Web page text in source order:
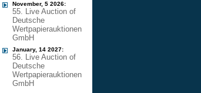
November, 5 2026:
55. Live Auction of
Deutsche
Wertpapierauktionen
GmbH
January, 14 2027:
56. Live Auction of
Deutsche
Wertpapierauktionen
GmbH